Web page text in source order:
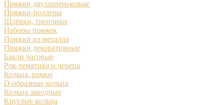
Пряжки двухшпеньковые
Пряжки-роллеры
Шлёвки, тренчики
Наборы пряжек
Пряжки из металла
Пряжки декоративные
Бакли часовые
Рок-тематика и черепа
Кольца, рамки
D-образные кольца
Кольца заводные
Круглые кольца